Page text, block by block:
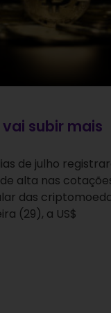
subir mais
de julho
alta nas
das
(29), a US$